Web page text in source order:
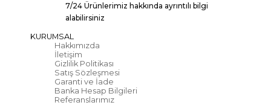
7/24 Ürünlerimiz hakkında ayrıntılı bilgi
alabilirsiniz
KURUMSAL
Hakkımızda
İletişim
Gizlilik Politikası
Satış Sözleşmesi
Garanti ve İade
Banka Hesap Bilgileri
Referanslarımız